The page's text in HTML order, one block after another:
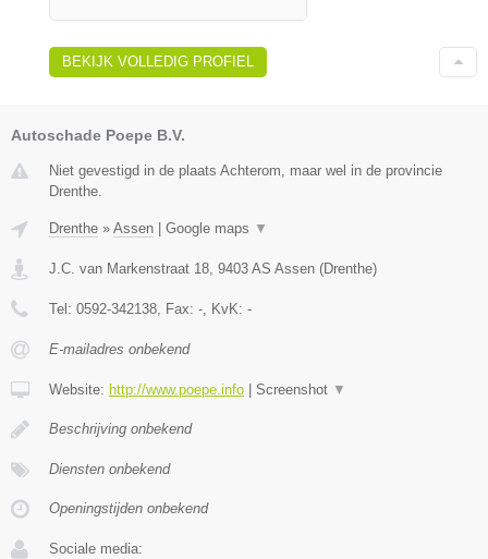
BEKIJK VOLLEDIG PROFIEL
Autoschade Poepe B.V.
Niet gevestigd in de plaats Achterom, maar wel in de provincie
Drenthe.
Drenthe » Assen | Google maps ▼
J.C. van Markenstraat 18 9403 AS Assen (Drenthe)
Tel: 0592-342138 , Fax: - , KvK: -
E-mailadres onbekend
Website: http://www.poepe.info | Screenshot ▼
Beschrijving onbekend
Diensten onbekend
Openingstijden onbekend
Sociale media: